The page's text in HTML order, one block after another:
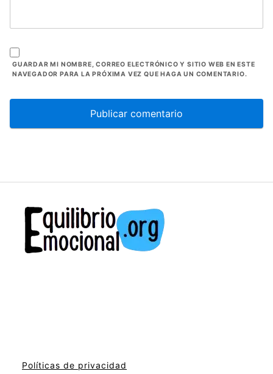
GUARDAR MI NOMBRE, CORREO ELECTRÓNICO Y SITIO WEB EN ESTE
NAVEGADOR PARA LA PRÓXIMA VEZ QUE HAGA UN COMENTARIO.
Políticas de privacidad